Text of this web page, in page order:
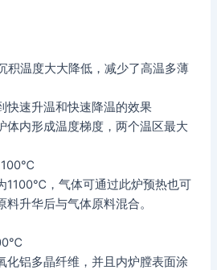
积温度大大降低，减少了高温多薄
快速升温和快速降温的效果
体内形成温度梯度，两个温区最大
1100℃，气体可通过此炉预热也可
升华后与气体原料混合。
化铝多晶纤维，并且内炉膛表面涂